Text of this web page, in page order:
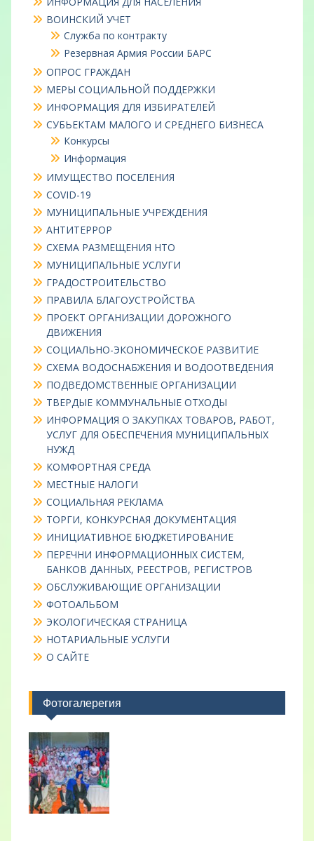
ВОИНСКИЙ УЧЕТ
Служба по контракту
Резервная Армия России БАРС
ОПРОС ГРАЖДАН
МЕРЫ СОЦИАЛЬНОЙ ПОДДЕРЖКИ
ИНФОРМАЦИЯ ДЛЯ ИЗБИРАТЕЛЕЙ
СУБЬЕКТАМ МАЛОГО И СРЕДНЕГО БИЗНЕСА
Конкурсы
Информация
ИМУЩЕСТВО ПОСЕЛЕНИЯ
COVID-19
МУНИЦИПАЛЬНЫЕ УЧРЕЖДЕНИЯ
АНТИТЕРРОР
СХЕМА РАЗМЕЩЕНИЯ НТО
МУНИЦИПАЛЬНЫЕ УСЛУГИ
ГРАДОСТРОИТЕЛЬСТВО
ПРАВИЛА БЛАГОУСТРОЙСТВА
ПРОЕКТ ОРГАНИЗАЦИИ ДОРОЖНОГО
ДВИЖЕНИЯ
СОЦИАЛЬНО-ЭКОНОМИЧЕСКОЕ РАЗВИТИЕ
СХЕМА ВОДОСНАБЖЕНИЯ И ВОДООТВЕДЕНИЯ
ПОДВЕДОМСТВЕННЫЕ ОРГАНИЗАЦИИ
ТВЕРДЫЕ КОММУНАЛЬНЫЕ ОТХОДЫ
ИНФОРМАЦИЯ О ЗАКУПКАХ ТОВАРОВ, РАБОТ,
УСЛУГ ДЛЯ ОБЕСПЕЧЕНИЯ МУНИЦИПАЛЬНЫХ
НУЖД
КОМФОРТНАЯ СРЕДА
МЕСТНЫЕ НАЛОГИ
СОЦИАЛЬНАЯ РЕКЛАМА
ТОРГИ, КОНКУРСНАЯ ДОКУМЕНТАЦИЯ
ИНИЦИАТИВНОЕ БЮДЖЕТИРОВАНИЕ
ПЕРЕЧНИ ИНФОРМАЦИОННЫХ СИСТЕМ,
БАНКОВ ДАННЫХ, РЕЕСТРОВ, РЕГИСТРОВ
ОБСЛУЖИВАЮЩИЕ ОРГАНИЗАЦИИ
ФОТОАЛЬБОМ
ЭКОЛОГИЧЕСКАЯ СТРАНИЦА
НОТАРИАЛЬНЫЕ УСЛУГИ
О САЙТЕ
Фотогалерегия